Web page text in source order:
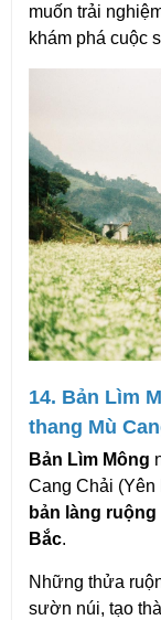
muốn trải
khám phá cuộc
14. Bản Lìm
thang Mù
Bản Lìm Mông
bản làng
Bắc.
Những thửa
sườn núi, tạo